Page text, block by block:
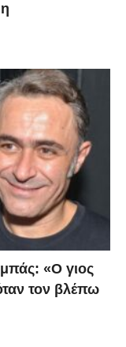
«Ο γιος
τον βλέπω